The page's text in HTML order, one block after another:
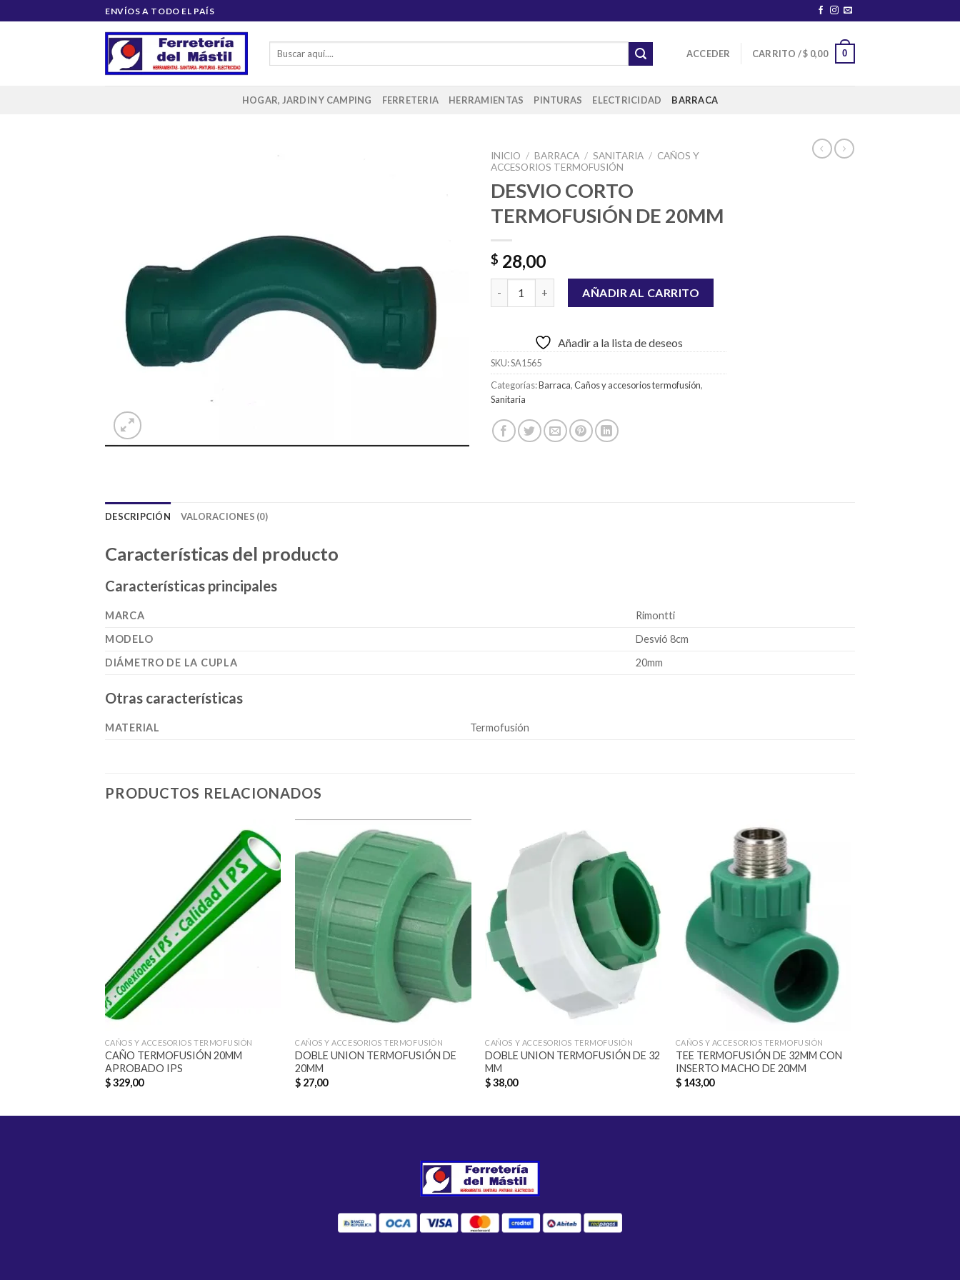
al
ENVÍOS A TODO EL PAÍS
Buscar
ACCEDER CARRITO /$ 0,00 0
HOGAR, JARDIN Y CAMPING FERRETERIA HERRAMIENTAS PINTURAS ELECTRICIDAD BARRACA
INICIO / BARRACA / SANITARIA / CAÑOS Y
ACCESORIOS TERMOFUSIÓN
DESVIO CORTO
TERMOFUSIÓN DE 20MM
$ 28,00
DESVIO CORTO TERMOFUSIÓN DE 20MM cantidad
AÑADIR AL CARRITO
Añadir a la lista de deseos
SKU:SA1565
Categorías:Barraca,Caños y accesorios termofusión,
Sanitaria
DESCRIPCIÓN VALORACIONES (0)
Características del producto
Características principales
MARCA
Rimontti
MODELO
Desvió 8cm
DIÁMETRO DE LA CUPLA
20mm
Otras características
MATERIAL Termofusión
PRODUCTOS RELACIONADOS
Añadir
a la
lista de
deseos
CAÑOS Y ACCESORIOS TERMOFUSIÓN
CAÑO TERMOFUSIÓN 20MM
APROBADO IPS
$329,00
Añadir
lista de
deseos
CAÑOS Y ACCESORIOS TERMOFUSIÓN
DOBLE UNION TERMOFUSIÓN DE
20MM
$ 27,00
Añadir
lista de
CAÑOS Y ACCESORIOS TERMOFUSIÓN
DOBLE UNION TERMOFUSIÓN DE 32
MM
$38,00
CAÑOS Y ACCESORIOS TERMOFUSIÓN
TEE TERMOFUSIÓN DE 32MM CON
INSERTO MACHO DE 20MM
$143,00